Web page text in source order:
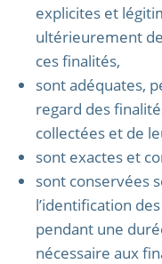
explicites et
ultérieurement
ces finalités,
sont adéquates,
regard des
collectées et de
sont exactes et
sont conservées
l’identification
pendant une
nécessaire aux